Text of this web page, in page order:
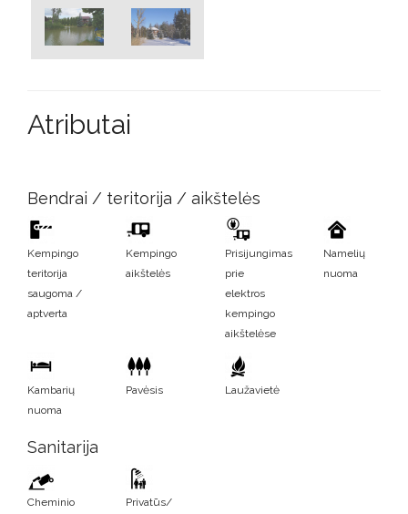
Atributai
Bendrai / teritorija / aikštelės
Kempingo
teritorija
saugoma /
aptverta
Kempingo
aikštelės
Prisijungimas
prie
elektros
kempingo
aikštelėse
Namelių
nuoma
Kambarių
nuoma
Pavėsis Laužavietė
Sanitarija
Cheminio
Privatūs/